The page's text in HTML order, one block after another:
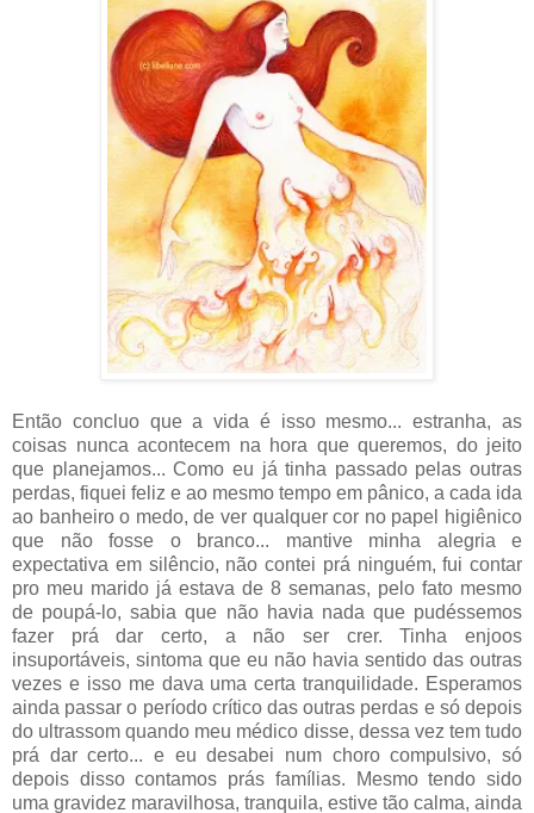
Então concluo que a vida é isso mesmo... estranha, as
coisas nunca acontecem na hora que queremos, do jeito
que planejamos... Como eu já tinha passado pelas outras
perdas, fiquei feliz e ao mesmo tempo em pânico, a cada ida
ao banheiro o medo, de ver qualquer cor no papel higiênico
que não fosse o branco... mantive minha alegria e
expectativa em silêncio, não contei prá ninguém, fui contar
pro meu marido já estava de 8 semanas, pelo fato mesmo
de poupá-lo, sabia que não havia nada que pudéssemos
fazer prá dar certo, a não ser crer. Tinha enjoos
insuportáveis, sintoma que eu não havia sentido das outras
vezes e isso me dava uma certa tranquilidade. Esperamos
ainda passar o período crítico das outras perdas e só depois
do ultrassom quando meu médico disse, dessa vez tem tudo
prá dar certo... e eu desabei num choro compulsivo, só
depois disso contamos prás famílias. Mesmo tendo sido
uma gravidez maravilhosa, tranquila, estive tão calma, ainda